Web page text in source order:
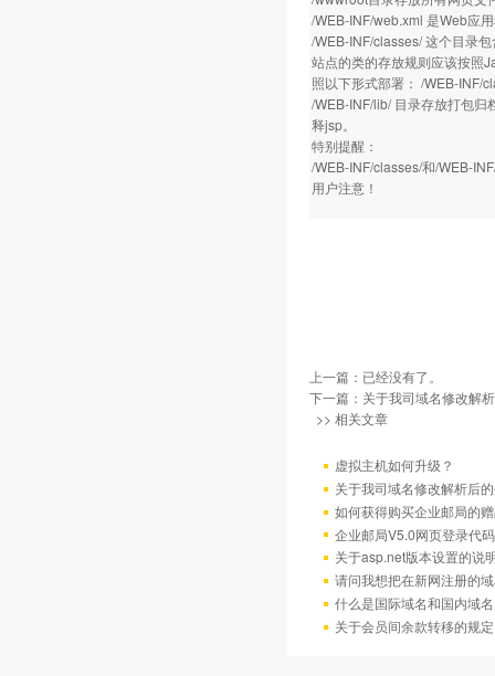
/WEB-INF/web.xml 是Web应
/WEB-INF/classes/ 这个目录
站点的类的存放规则应该按照
照以下形式部署： /WEB-INF/
/WEB-INF/lib/ 目录存放打包
释jsp。
特别提醒：
/WEB-INF/classes/和/WEB-
用户注意！
上一篇：已经没有了。
下一篇： 关于我司域名修改解
>> 相关文章
虚拟主机如何升级？
关于我司域名修改解析后
如何获得购买企业邮局的
企业邮局V5.0网页登录代码
关于asp.net版本设置的说
请问我想把在新网注册的
什么是国际域名和国内域
关于会员间余款转移的规定